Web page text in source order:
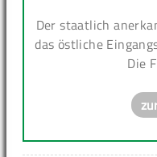
Der staatlich
das östliche
Die